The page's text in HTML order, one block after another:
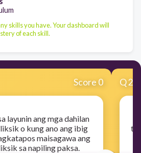
skills you have. Your dashboard will
of each skill.
Score 0
layunin ang mga dahilan
o kung ano ang ibig
maisagawa ang
sa napiling paksa.
Q2